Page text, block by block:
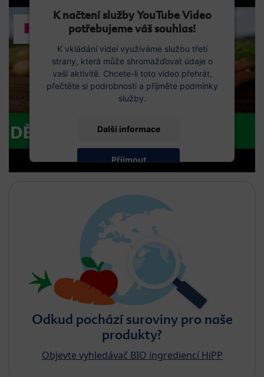
K načtení služby YouTube Video
potřebujeme váš souhlas!
K vkládání videí využíváme službu třetí
strany, která může shromažďovat údaje o
vaší aktivitě. Chcete-li toto video přehrát,
přečtěte si podrobnosti a přijměte podmínky
služby.
Další informace
Přijmout
Odkud pochází suroviny pro naše
produkty?
Objevte vyhledávač BIO ingrediencí HiPP